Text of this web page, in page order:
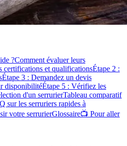
?Comment évaluer leurs
certifications et qualificationsÉtape 2 :
Étape 3 : Demandez un devis
disponibilitéÉtape 5 : Vérifiez les
d'un serrurierTableau comparatif
sur les serruriers rapides à
votre serrurierGlossaire📺 Pour aller